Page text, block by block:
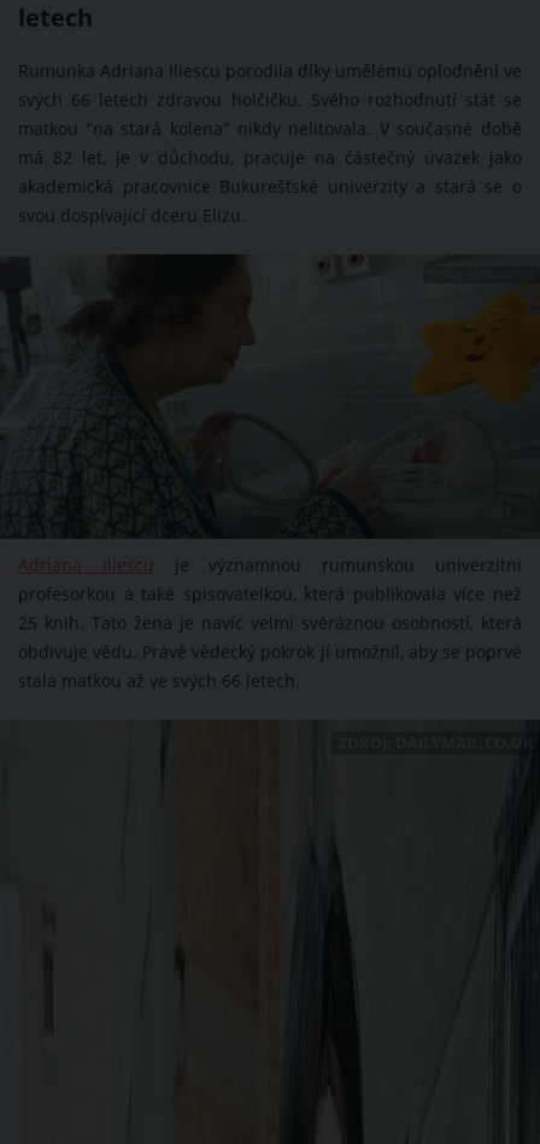
letech
Rumunka Adriana Iliescu porodila díky umělému oplodnění ve
svých 66 letech zdravou holčičku. Svého rozhodnutí stát se
matkou “na stará kolena” nikdy nelitovala. V současné době
má 82 let, je v důchodu, pracuje na částečný úvazek jako
akademická pracovnice Bukurešťské univerzity a stará se o
svou dospívající dceru Elizu.
Adriana Iliescu
je významnou rumunskou univerzitní
profesorkou a také spisovatelkou, která publikovala více než
25 knih. Tato žena je navíc velmi svéráznou osobností, která
obdivuje vědu. Právě vědecký pokrok jí umožnil, aby se poprvé
stala matkou až ve svých 66 letech.